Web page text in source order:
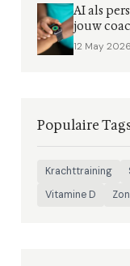
AI als
jouw
12 May 2026
Populaire
Krachttraining
Vitamine D